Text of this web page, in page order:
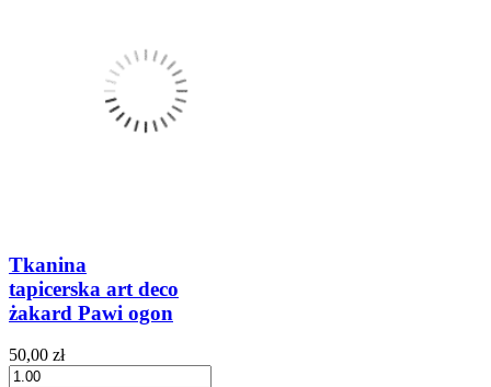
Tkanina
tapicerska art deco
żakard Pawi ogon
50,00 zł